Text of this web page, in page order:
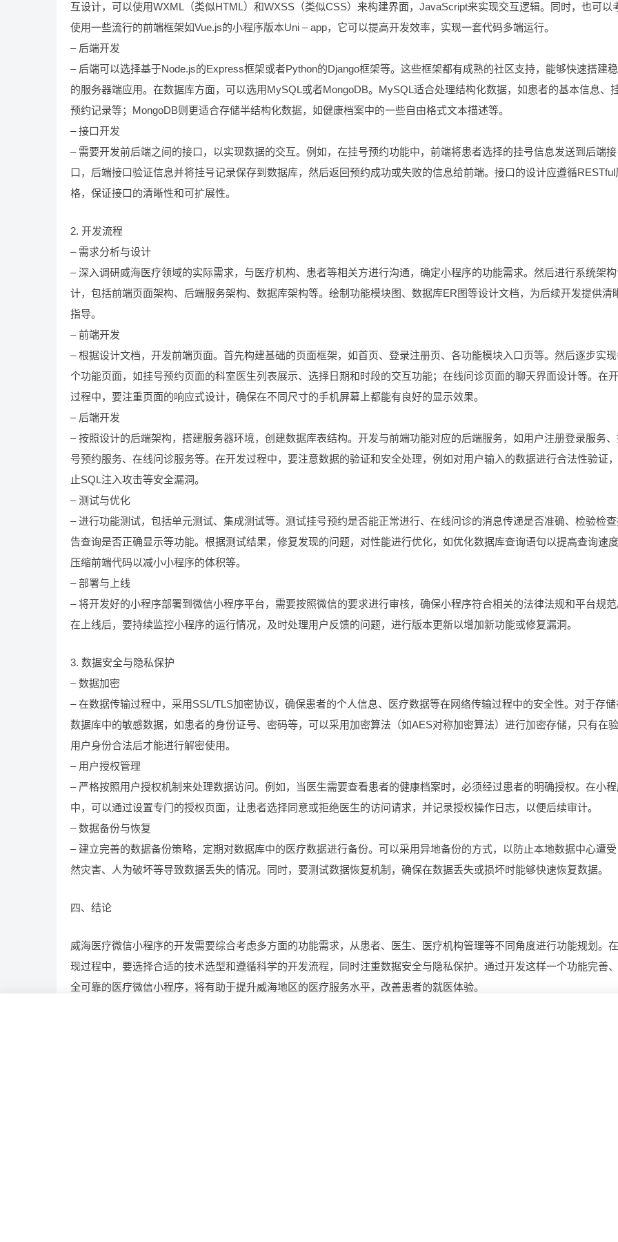
互设计，可以使用WXML（类似HTML）和WXSS（类似CSS）来构建界面，JavaScript来实现交互逻辑。同时，也可以
使用一些流行的前端框架如Vue.js的小程序版本Uni – app，它可以提高开发效率，实现一套代码多端运行。
– 后端开发
– 后端可以选择基于Node.js的Express框架或者Python的Django框架等。这些框架都有成熟的社区支持，能够快速搭建
的服务器端应用。在数据库方面，可以选用MySQL或者MongoDB。MySQL适合处理结构化数据，如患者的基本信息、
预约记录等；MongoDB则更适合存储半结构化数据，如健康档案中的一些自由格式文本描述等。
– 接口开发
– 需要开发前后端之间的接口，以实现数据的交互。例如，在挂号预约功能中，前端将患者选择的挂号信息发送到后端接
口，后端接口验证信息并将挂号记录保存到数据库，然后返回预约成功或失败的信息给前端。接口的设计应遵循RESTful
格，保证接口的清晰性和可扩展性。
2. 开发流程
– 需求分析与设计
– 深入调研威海医疗领域的实际需求，与医疗机构、患者等相关方进行沟通，确定小程序的功能需求。然后进行系统架
计，包括前端页面架构、后端服务架构、数据库架构等。绘制功能模块图、数据库ER图等设计文档，为后续开发提供清
指导。
– 前端开发
– 根据设计文档，开发前端页面。首先构建基础的页面框架，如首页、登录注册页、各功能模块入口页等。然后逐步实
个功能页面，如挂号预约页面的科室医生列表展示、选择日期和时段的交互功能；在线问诊页面的聊天界面设计等。在
过程中，要注重页面的响应式设计，确保在不同尺寸的手机屏幕上都能有良好的显示效果。
– 后端开发
– 按照设计的后端架构，搭建服务器环境，创建数据库表结构。开发与前端功能对应的后端服务，如用户注册登录服务
号预约服务、在线问诊服务等。在开发过程中，要注意数据的验证和安全处理，例如对用户输入的数据进行合法性验证
止SQL注入攻击等安全漏洞。
– 测试与优化
– 进行功能测试，包括单元测试、集成测试等。测试挂号预约是否能正常进行、在线问诊的消息传递是否准确、检验检查
告查询是否正确显示等功能。根据测试结果，修复发现的问题，对性能进行优化，如优化数据库查询语句以提高查询速度
压缩前端代码以减小小程序的体积等。
– 部署与上线
– 将开发好的小程序部署到微信小程序平台，需要按照微信的要求进行审核，确保小程序符合相关的法律法规和平台规范
在上线后，要持续监控小程序的运行情况，及时处理用户反馈的问题，进行版本更新以增加新功能或修复漏洞。
3. 数据安全与隐私保护
– 数据加密
– 在数据传输过程中，采用SSL/TLS加密协议，确保患者的个人信息、医疗数据等在网络传输过程中的安全性。对于存储
数据库中的敏感数据，如患者的身份证号、密码等，可以采用加密算法（如AES对称加密算法）进行加密存储，只有在
用户身份合法后才能进行解密使用。
– 用户授权管理
– 严格按照用户授权机制来处理数据访问。例如，当医生需要查看患者的健康档案时，必须经过患者的明确授权。在小
中，可以通过设置专门的授权页面，让患者选择同意或拒绝医生的访问请求，并记录授权操作日志，以便后续审计。
– 数据备份与恢复
– 建立完善的数据备份策略，定期对数据库中的医疗数据进行备份。可以采用异地备份的方式，以防止本地数据中心遭受
然灾害、人为破坏等导致数据丢失的情况。同时，要测试数据恢复机制，确保在数据丢失或损坏时能够快速恢复数据。
四、结论
威海医疗微信小程序的开发需要综合考虑多方面的功能需求，从患者、医生、医疗机构管理等不同角度进行功能规划。
现过程中，要选择合适的技术选型和遵循科学的开发流程，同时注重数据安全与隐私保护。通过开发这样一个功能完善
全可靠的医疗微信小程序，将有助于提升威海地区的医疗服务水平，改善患者的就医体验。